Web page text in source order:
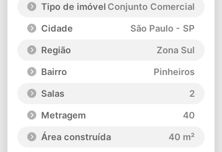
Tipo de imóvel Conjunto Comercial
Cidade
São Paulo - SP
Região
Zona Sul
Bairro
Pinheiros
Salas
2
Metragem
40
Área construída
40 m²